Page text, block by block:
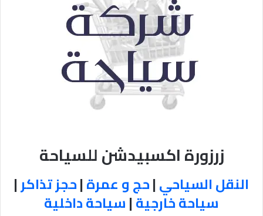
زرزورة اكسبيدشن للسياحة
النقل السياحي|حج و عمرة|حجز تذاكر|
سياحة خارجية|سياحة داخلية